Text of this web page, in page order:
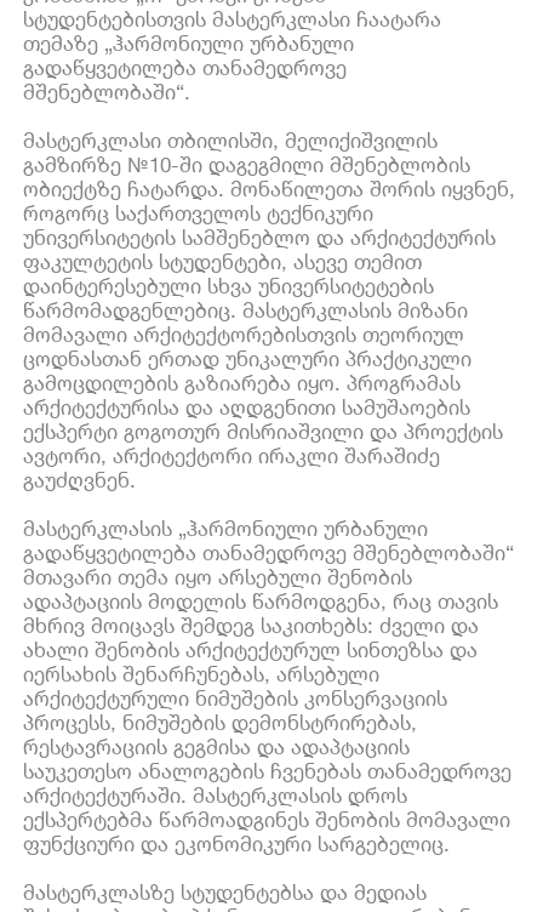
სტუდენტებისთვის მასტერკლასი ჩაატარა
თემაზე „ჰარმონიული ურბანული
გადაწყვეტილება თანამედროვე
მშენებლობაში“.
მასტერკლასი თბილისში, მელიქიშვილის
გამზირზე №10-ში დაგეგმილი მშენებლობის
ობიექტზე ჩატარდა. მონაწილეთა შორის იყვნენ,
როგორც საქართველოს ტექნიკური
უნივერსიტეტის სამშენებლო და არქიტექტურის
ფაკულტეტის სტუდენტები, ასევე თემით
დაინტერესებული სხვა უნივერსიტეტების
წარმომადგენლებიც. მასტერკლასის მიზანი
მომავალი არქიტექტორებისთვის თეორიულ
ცოდნასთან ერთად უნიკალური პრაქტიკული
გამოცდილების გაზიარება იყო. პროგრამას
არქიტექტურისა და აღდგენითი სამუშაოების
ექსპერტი გოგოთურ მისრიაშვილი და პროექტის
ავტორი, არქიტექტორი ირაკლი შარაშიძე
გაუძღვნენ.
მასტერკლასის „ჰარმონიული ურბანული
გადაწყვეტილება თანამედროვე მშენებლობაში“
მთავარი თემა იყო არსებული შენობის
ადაპტაციის მოდელის წარმოდგენა, რაც თავის
მხრივ მოიცავს შემდეგ საკითხებს: ძველი და
ახალი შენობის არქიტექტურულ სინთეზსა და
იერსახის შენარჩუნებას, არსებული
არქიტექტურული ნიმუშების კონსერვაციის
პროცესს, ნიმუშების დემონსტრირებას,
რესტავრაციის გეგმისა და ადაპტაციის
საუკეთესო ანალოგების ჩვენებას თანამედროვე
არქიტექტურაში. მასტერკლასის დროს
ექსპერტებმა წარმოადგინეს შენობის მომავალი
ფუნქციური და ეკონომიკური სარგებელიც.
მასტერკლასზე სტუდენტებსა და მედიას